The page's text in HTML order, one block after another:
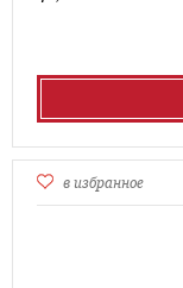
в избранное